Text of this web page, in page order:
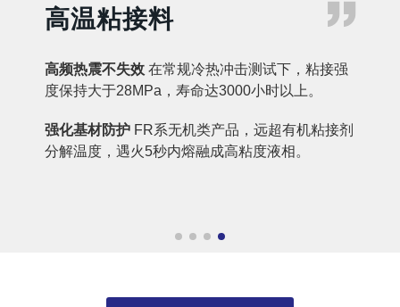
高温粘接料 
高频热震不失效 在常规冷热冲击测试下，粘接强
度保持大于28MPa，寿命达3000小时以上。
强化基材防护 FR系无机类产品，远超有机粘接剂
分解温度，遇火5秒内熔融成高粘度液相。